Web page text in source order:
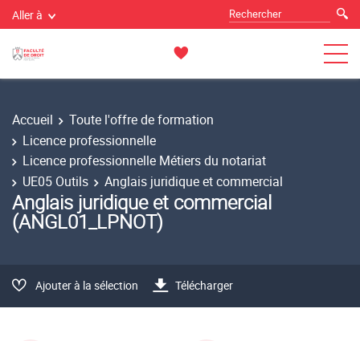
Aller à
Accueil
Toute l'offre de formation
Licence professionnelle
Licence professionnelle Métiers du notariat
UE05 Outils
Anglais juridique et commercial
Anglais juridique et commercial
(ANGL01_LPNOT)
Ajouter à la sélection Télécharger